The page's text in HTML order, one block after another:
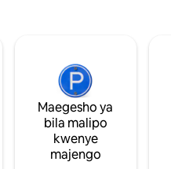
Maegesho ya
bila malipo
kwenye
majengo